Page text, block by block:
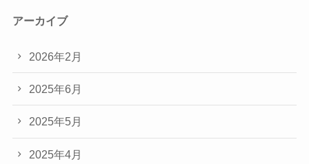
アーカイブ
2026年2月
2025年6月
2025年5月
2025年4月